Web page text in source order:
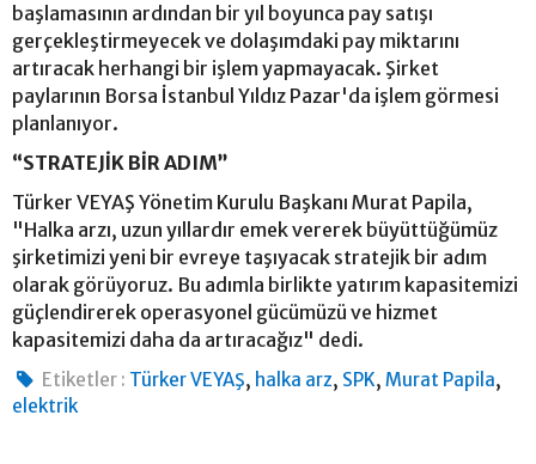
başlamasının ardından bir yıl boyunca pay satışı
gerçekleştirmeyecek ve dolaşımdaki pay miktarını
artıracak herhangi bir işlem yapmayacak. Şirket
paylarının Borsa İstanbul Yıldız Pazar'da işlem görmesi
planlanıyor.
“STRATEJİK BİR ADIM”
Türker VEYAŞ Yönetim Kurulu Başkanı Murat Papila,
"Halka arzı, uzun yıllardır emek vererek büyüttüğümüz
şirketimizi yeni bir evreye taşıyacak stratejik bir adım
olarak görüyoruz. Bu adımla birlikte yatırım kapasitemizi
güçlendirerek operasyonel gücümüzü ve hizmet
kapasitemizi daha da artıracağız" dedi.
Etiketler : Türker VEYAŞ, halka arz, SPK,Murat Papila,
elektrik